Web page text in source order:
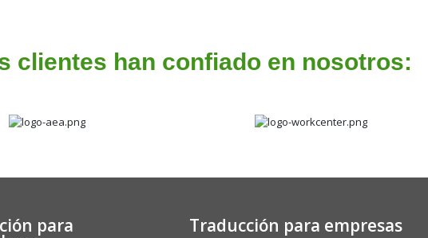
clientes han confiado en nosotros:
para Traducción para empresas